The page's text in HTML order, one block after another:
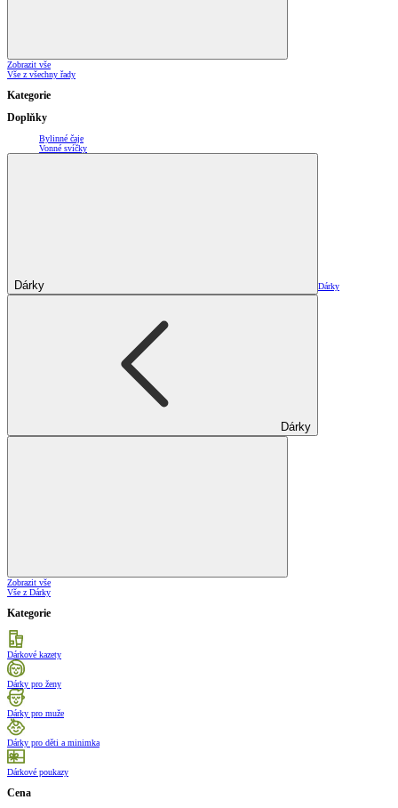
Zobrazit vše
Vše z všechny řady
Kategorie
Doplňky
Bylinné čaje
Vonné svíčky
Dárky Dárky
Dárky
Zobrazit vše
Vše z Dárky
Kategorie
Dárkové kazety
Dárky pro ženy
Dárky pro muže
Dárky pro děti a minimka
Dárkové poukazy
Cena